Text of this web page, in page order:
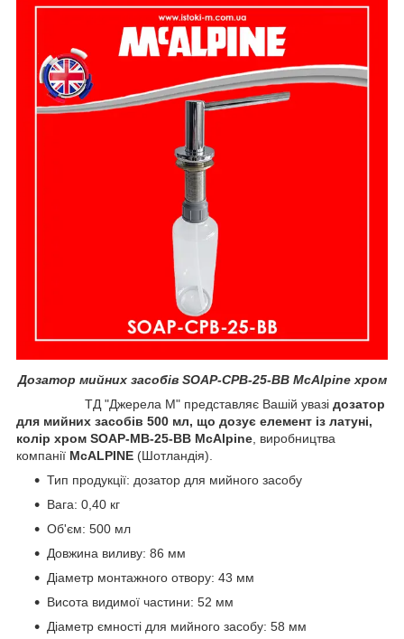
Дозатор мийних засобів SOAP-CPB-25-BB McAlpine хром
ТД "Джерела М" представляє Вашій увазі дозатор
для мийних засобів 500 мл, що дозує елемент із латуні,
колір хром SOAP-MB-25-BB McAlpine, виробництва
компанії McALPINE (Шотландія).
Тип продукції: дозатор для мийного засобу
Вага: 0,40 кг
Об'єм: 500 мл
Довжина виливу: 86 мм
Діаметр монтажного отвору: 43 мм
Висота видимої частини: 52 мм
Діаметр ємності для мийного засобу: 58 мм